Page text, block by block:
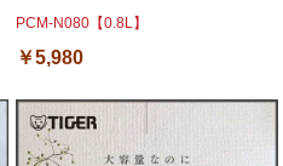
PCM-N080【0.8L】
￥5,980